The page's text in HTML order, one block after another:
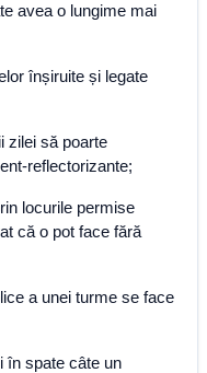
avea o lungime mai
înșiruite și legate
zilei să poarte
reflectorizante;
locurile permise
că o pot face fără
a unei turme se face
în spate câte un